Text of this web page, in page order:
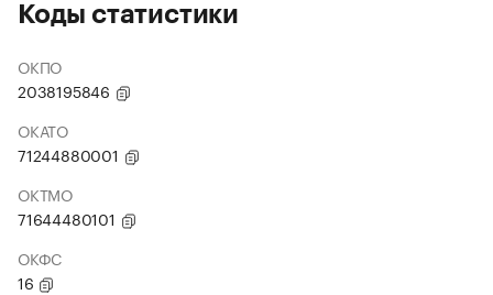
Коды статистики
ОКПО
2038195846
ОКАТО
71244880001
ОКТМО
71644480101
ОКФС
16